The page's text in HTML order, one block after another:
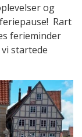
og
Rart
ferieminder
startede